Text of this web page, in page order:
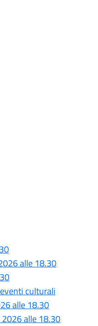
alle 18.30
culturali
alle 18.30
alle 18.30